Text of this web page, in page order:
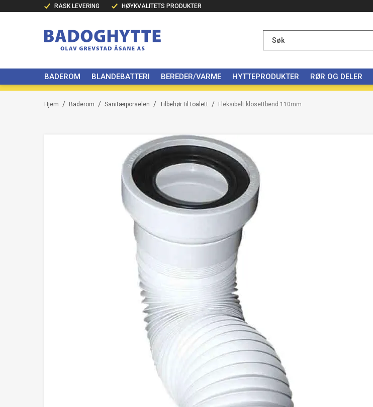
RASK LEVERING HØYKVALITETS PRODUKTER
BADEROM BLANDEBATTERI BEREDER/VARME HYTTEPRODUKTER RØR OG DELER
/
Hjem /
Baderom /
Sanitærporselen /
Tilbehør til toalett Fleksibelt klosettbend 110mm